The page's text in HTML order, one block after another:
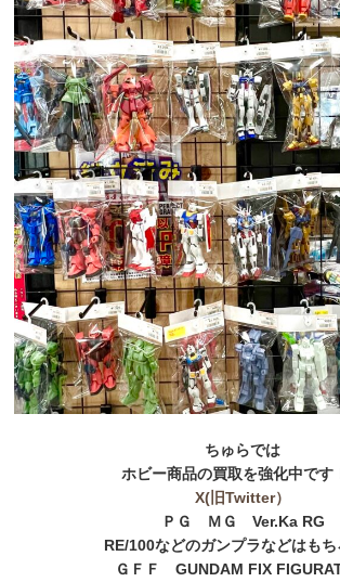
ちゅらでは
ホビー商品の買取を強化中です
X(旧Twitter）
ＰＧ ＭＧ Ver.Ka RG
RE/100などのガンプラなどはもち
ＧＦＦ GUNDAM FIX